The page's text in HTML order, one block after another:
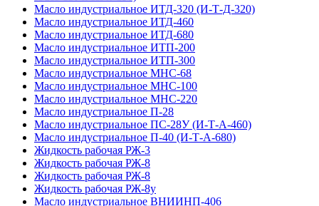
Масло индустриальное ИТД-320 (И-Т-Д-320)
Масло индустриальное ИТД-460
Масло индустриальное ИТД-680
Масло индустриальное ИТП-200
Масло индустриальное ИТП-300
Масло индустриальное МНС-68
Масло индустриальное МНС-100
Масло индустриальное МНС-220
Масло индустриальное П-28
Масло индустриальное ПС-28У (И-Т-А-460)
Масло индустриальное П-40 (И-Т-А-680)
Жидкость рабочая РЖ-3
Жидкость рабочая РЖ-8
Жидкость рабочая РЖ-8
Жидкость рабочая РЖ-8у
Масло индустриальное ВНИИНП-406